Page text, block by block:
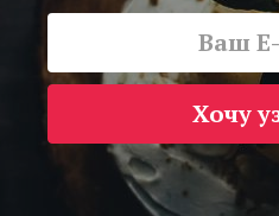
Хочу